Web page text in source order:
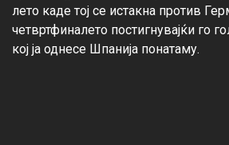
лето каде тој се истакна против
четвртфиналето постигнувајќи го
кој ја однесе Шпанија понатаму.